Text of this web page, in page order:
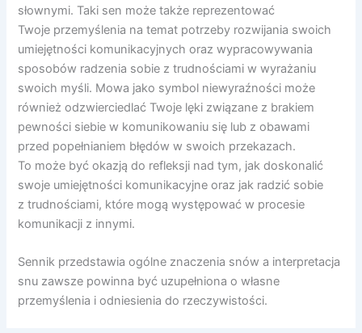
słownymi. Taki sen może także reprezentować
Twoje przemyślenia na temat potrzeby rozwijania swoich
umiejętności komunikacyjnych oraz wypracowywania
sposobów radzenia sobie z trudnościami w wyrażaniu
swoich myśli. Mowa jako symbol niewyraźności może
również odzwierciedlać Twoje lęki związane z brakiem
pewności siebie w komunikowaniu się lub z obawami
przed popełnianiem błędów w swoich przekazach.
To może być okazją do refleksji nad tym, jak doskonalić
swoje umiejętności komunikacyjne oraz jak radzić sobie
z trudnościami, które mogą występować w procesie
komunikacji z innymi.
Sennik przedstawia ogólne znaczenia snów a interpretacja
snu zawsze powinna być uzupełniona o własne
przemyślenia i odniesienia do rzeczywistości.